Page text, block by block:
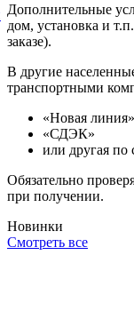
Дополнительные
дом, установка и
заказе).
В другие
транспортными
«Новая линия»
«СДЭК»
или другая по
Обязательно
при получении.
Новинки
Смотреть все